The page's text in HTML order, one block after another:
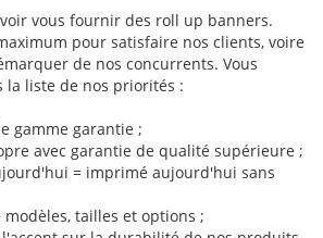
vous fournir des roll up banners.
pour satisfaire nos clients, voire
de nos concurrents. Vous
la liste de nos priorités :
gamme garantie ;
avec garantie de qualité supérieure ;
= imprimé aujourd'hui sans
modèles, tailles et options ;